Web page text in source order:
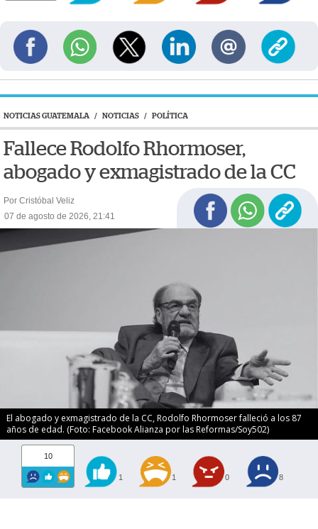
NOTICIAS GUATEMALA / NOTICIAS / POLÍTICA
Fallece Rodolfo Rhormoser,
abogado y exmagistrado de la CC
Por Cristóbal Veliz
07 de agosto de 2026, 21:41
El abogado y exmagistrado de la CC, Rodolfo Rhormoser falleció a los 87
años de edad. (Foto: Facebook Alianza por las Reformas/Soy502)
10
1 1 0 8